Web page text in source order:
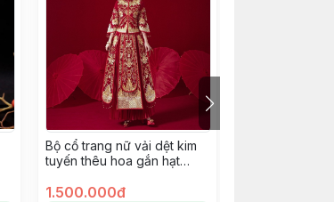
Bộ cổ trang nữ vải dệt kim
tuyến thêu hoa gắn hạt
Giangpkc
1.500.000đ